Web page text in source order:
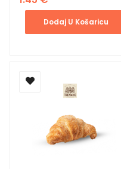
Dodaj U Košaricu